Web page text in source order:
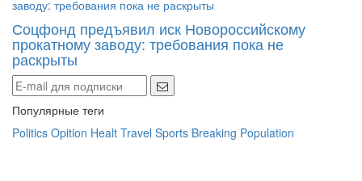
Соцфонд предъявил иск Новороссийскому
прокатному заводу: требования пока не
раскрыты
Популярные теги
Politics Opition Healt